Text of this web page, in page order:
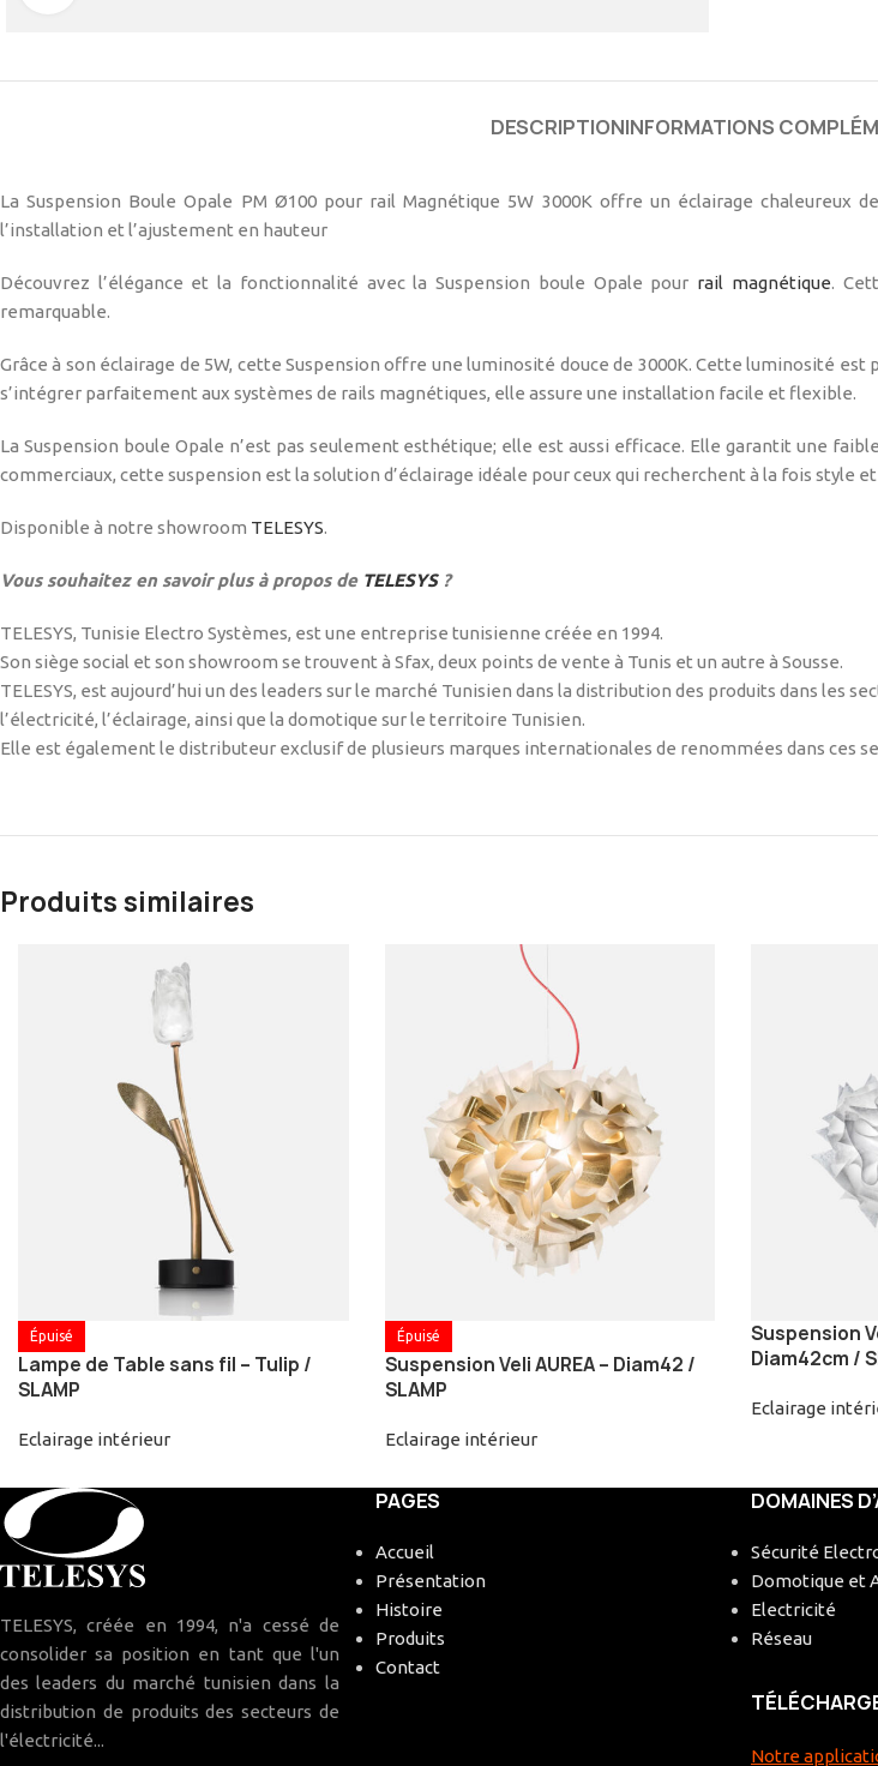
DESCRIPTIONINFORMATIONS
La Suspension Boule Opale PM Ø100 pour rail Magnétique 5W 3000K offre un éclairage chaleureux
l’installation et l’ajustement en hauteur
Découvrez l’élégance et la fonctionnalité avec la Suspension boule Opale pour rail magnétique.
remarquable.
Grâce à son éclairage de 5W, cette Suspension offre une luminosité douce de 3000K. Cette luminosité
s’intégrer parfaitement aux systèmes de rails magnétiques, elle assure une installation facile et flexible.
La Suspension boule Opale n’est pas seulement esthétique; elle est aussi efficace. Elle garantit une
commerciaux, cette suspension est la solution d’éclairage idéale pour ceux qui recherchent à la fois style
Disponible à notre showroom TELESYS.
Vous souhaitez en savoir plus à propos de TELESYS?
TELESYS, Tunisie Electro Systèmes, est une entreprise tunisienne créée en 1994.
Son siège social et son showroom se trouvent à Sfax, deux points de vente à Tunis et un autre à Sousse.
TELESYS, est aujourd’hui un des leaders sur le marché Tunisien dans la distribution des produits dans les
l’électricité, l’éclairage, ainsi que la domotique sur le territoire Tunisien.
Elle est également le distributeur exclusif de plusieurs marques internationales de renommées dans ces
Produits similaires
Épuisé
Lampe de Table sans fil – Tulip /
SLAMP
Eclairage intérieur
Épuisé
Suspension Veli AUREA – Diam42 /
SLAMP
Eclairage intérieur
Suspension
Diam42cm /
Eclairage
TELESYS, créée en 1994, n'a cessé de
consolider sa position en tant que l'un
des leaders du marché tunisien dans la
distribution de produits des secteurs de
l'électricité...
PAGES
Accueil
Présentation
Histoire
Produits
Contact
DOMAINES
Sécurité
Domotique et
Electricité
Réseau
Notre